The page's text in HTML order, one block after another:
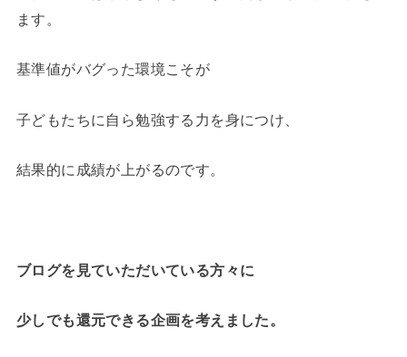
ます。
基準値がバグった環境こそが
子どもたちに自ら勉強する力を身につけ、
結果的に成績が上がるのです。
ブログを見ていただいている方々に
少しでも還元できる企画を考えました。